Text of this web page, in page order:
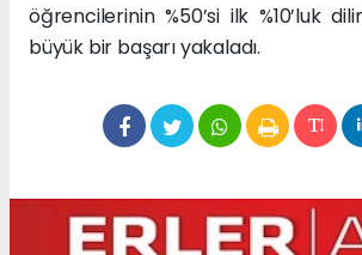
öğrencilerinin %50’si ilk %10’luk
büyük bir başarı yakaladı.